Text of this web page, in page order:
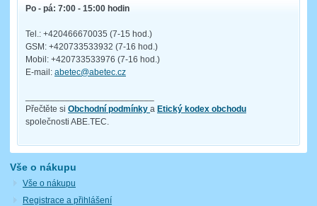
Po - pá: 7:00 - 15:00 hodin
Tel.: +420466670035 (7-15 hod.)
GSM: +420733533932 (7-16 hod.)
Mobil: +420733533976 (7-16 hod.)
E-mail: abetec@abetec.cz
Přečtěte si Obchodní podmínky a Etický kodex obchodu
společnosti ABE.TEC.
Vše o nákupu
Vše o nákupu
Registrace a přihlášení